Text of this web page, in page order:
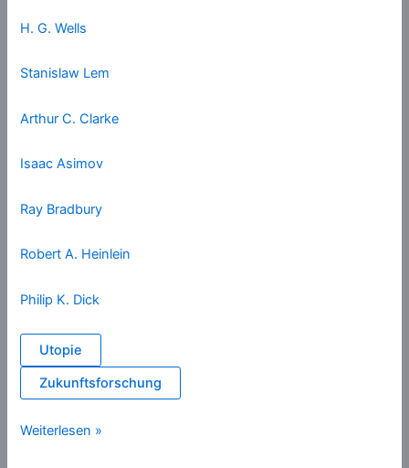
H. G. Wells
Stanislaw Lem
Arthur C. Clarke
Isaac Asimov
Ray Bradbury
Robert A. Heinlein
Philip K. Dick
Utopie
Zukunftsforschung
Utopie
Weiterlesen »